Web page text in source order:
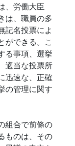
、労働大臣
は、職員の多
記名投票によ
ができる。こ
る事項、選挙
適当な投票所
迅速な、正確
の管理に関す
組合で前條の
ものは、その